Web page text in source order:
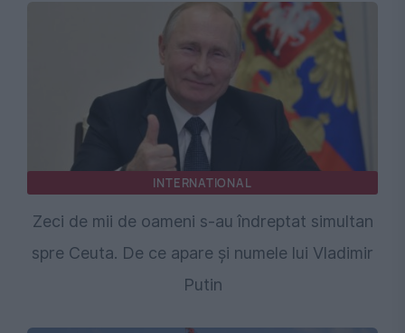
INTERNATIONAL
Zeci de mii de oameni s-au îndreptat simultan
spre Ceuta. De ce apare și numele lui Vladimir
Putin